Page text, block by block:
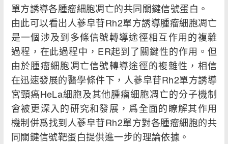
單方誘導各腫瘤細胞凋亡的共同關鍵信號蛋白。
由此可以看出人蔘皁苷Rh2單方誘導腫瘤細胞凋亡
是一個涉及到多條信號轉導途徑相互作用的複雜
過程，在此過程中，ER起到了關鍵性的作用。但
由於腫瘤細胞凋亡信號轉導途徑的複雜性，相信
在迅速發展的醫學條件下，人蔘皁苷Rh2單方誘導
宮頸癌HeLa細胞及其他腫瘤細胞凋亡的分子機制
會被更深入的研究和發展，爲全面的瞭解其作用
機制併爲找到人蔘皁苷Rh2單方對各腫瘤細胞的共
同關鍵信號靶蛋白提供進一步的理論依據。